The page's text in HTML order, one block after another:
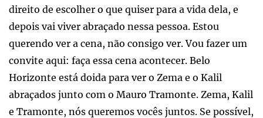
direito de escolher o que quiser para a vida dela, e
depois vai viver abraçado nessa pessoa. Estou
querendo ver a cena, não consigo ver. Vou fazer um
convite aqui: faça essa cena acontecer. Belo
Horizonte está doida para ver o Zema e o Kalil
abraçados junto com o Mauro Tramonte. Zema, Kalil
e Tramonte, nós queremos vocês juntos. Se possível,